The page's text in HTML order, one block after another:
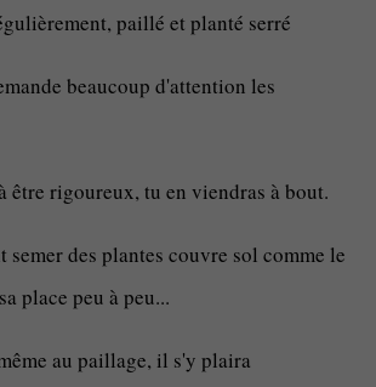
paillé et planté serré
beaucoup d'attention les
être rigoureux, tu en viendras à bout.
semer des plantes couvre sol comme le
place peu à peu...
au paillage, il s'y plaira